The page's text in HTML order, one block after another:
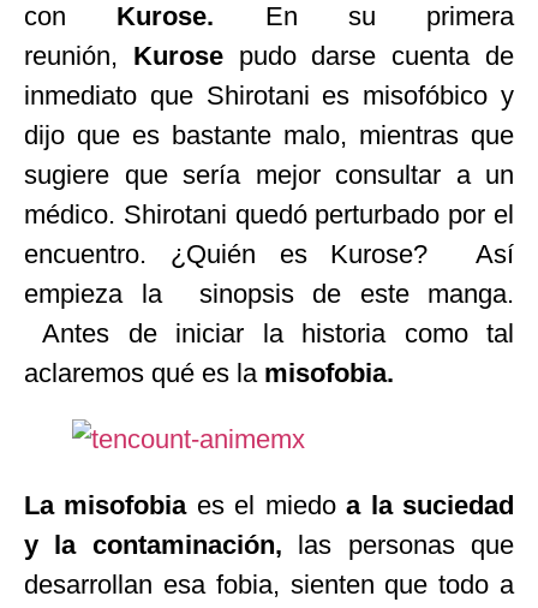
con Kurose. En su primera
reunión, Kurosepudo darse cuenta de
inmediato que Shirotani es misofóbico y
dijo que es bastante malo, mientras que
sugiere que sería mejor consultar a un
médico. Shirotani quedó perturbado por el
encuentro. ¿Quién es Kurose? Así
empieza la sinopsis de este manga.
Antes de iniciar la historia como tal
aclaremos qué es la misofobia.
La misofobiaes el miedoa la suciedad
y la contaminación, las personas que
desarrollan esa fobia, sienten que todo a